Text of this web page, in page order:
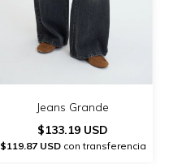
Jeans Grande
$133.19 USD
$119.87 USDcon transferencia